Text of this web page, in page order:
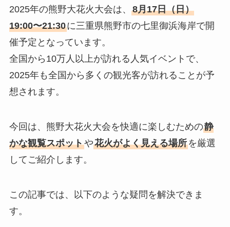
2025年の熊野大花火大会は、 8月17日（日）
19:00〜21:30に三重県熊野市の七里御浜海岸で開
催予定となっています。
全国から10万人以上が訪れる人気イベントで、
2025年も全国から多くの観光客が訪れることが予
想されます。
今回は、熊野大花火大会を快適に楽しむための静
かな観覧スポットや花火がよく見える場所を厳選
してご紹介します。
この記事では、以下のような疑問を解決できま
す。